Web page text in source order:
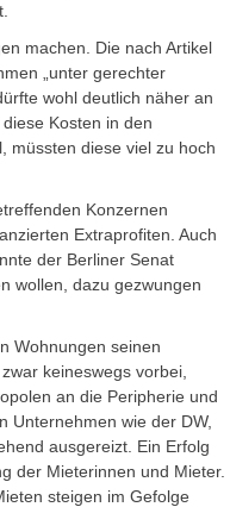
machen. Die nach Artikel
„unter gerechter
wohl deutlich näher an
Kosten in den
müssten diese viel zu hoch
Konzernen
Extraprofiten. Auch
der Berliner Senat
wollen, dazu gezwungen
Wohnungen seinen
keineswegs vorbei,
an die Peripherie und
Unternehmen wie der DW,
ausgereizt. Ein Erfolg
der Mieterinnen und Mieter.
steigen im Gefolge